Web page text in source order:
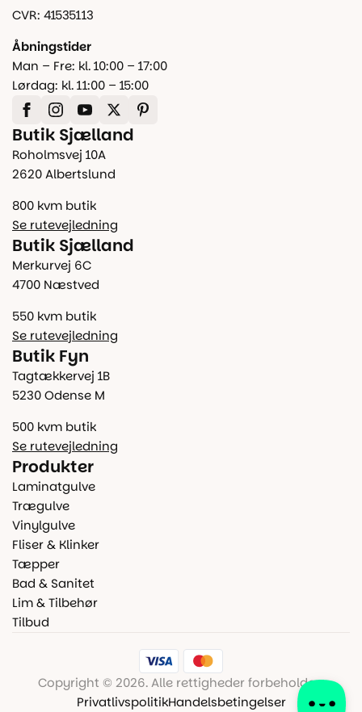
CVR: 41535113
Åbningstider
Man – Fre: kl. 10:00 – 17:00
Lørdag: kl. 11:00 – 15:00
Butik Sjælland
Roholmsvej 10A
2620 Albertslund
800 kvm butik
Se rutevejledning
Butik Sjælland
Merkurvej 6C
4700 Næstved
550 kvm butik
Se rutevejledning
Butik Fyn
Tagtækkervej 1B
5230 Odense M
500 kvm butik
Se rutevejledning
Produkter
Laminatgulve
Trægulve
Vinylgulve
Fliser & Klinker
Tæpper
Bad & Sanitet
Lim & Tilbehør
Tilbud
Copyright © 2026. Alle rettigheder forbeholdes.
PrivatlivspolitikHandelsbetingelser